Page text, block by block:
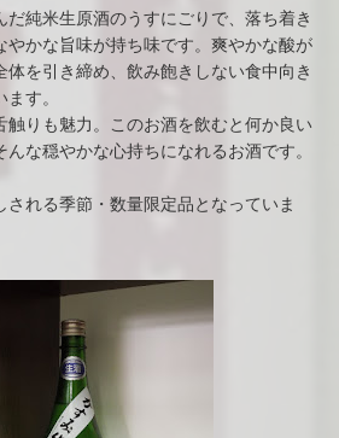
だ純米生原酒のうすにごりで、落ち着き
やかな旨味が持ち味です。爽やかな酸が
体を引き締め、飲み飽きしない食中向き
す。
触りも魅力。このお酒を飲むと何か良い
な穏やかな心持ちになれるお酒です。
れる季節・数量限定品となっていま